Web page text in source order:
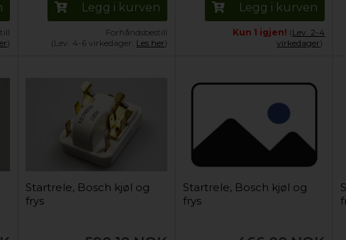
)
Legg i kurven
Forhåndsbestill
(Lev. 4-6 virkedager. Les her)
Legg i kurven
Kun 1 igjen! (Lev. 2-4
virkedager).
Startrele, Bosch kjøl og
frys
Startrele, Bosch kjøl og
frys